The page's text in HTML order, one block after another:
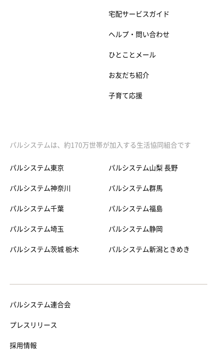
宅配サービスガイド
ヘルプ・問い合わせ
ひとことメール
お友だち紹介
子育て応援
パルシステムは、約170万世帯が加入する生活協同組合です
パルシステム東京
パルシステム神奈川
パルシステム千葉
パルシステム埼玉
パルシステム茨城 栃木
パルシステム山梨 長野
パルシステム群馬
パルシステム福島
パルシステム静岡
パルシステム新潟ときめき
パルシステム連合会
プレスリリース
採用情報